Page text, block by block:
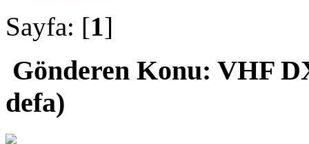
Sayfa: [1]
Gönderen Konu: VHF
defa)